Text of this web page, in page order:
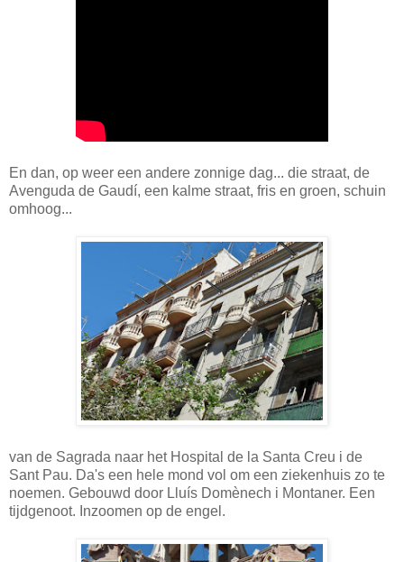
En dan, op weer een andere zonnige dag... die straat, de
Avenguda de Gaudí, een kalme straat, fris en groen, schuin
omhoog...
van de Sagrada naar het Hospital de la Santa Creu i de
Sant Pau. Da's een hele mond vol om een ziekenhuis zo te
noemen. Gebouwd door Lluís Domènech i Montaner. Een
tijdgenoot. Inzoomen op de engel.